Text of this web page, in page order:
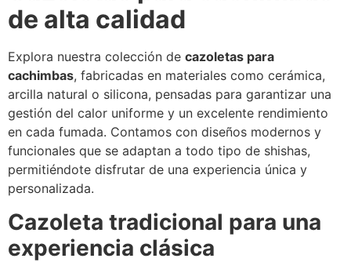
de alta calidad
Explora nuestra colección de cazoletas para
cachimbas, fabricadas en materiales como cerámica,
arcilla natural o silicona, pensadas para garantizar una
gestión del calor uniforme y un excelente rendimiento
en cada fumada. Contamos con diseños modernos y
funcionales que se adaptan a todo tipo de shishas,
permitiéndote disfrutar de una experiencia única y
personalizada.
Cazoleta tradicional para una
experiencia clásica